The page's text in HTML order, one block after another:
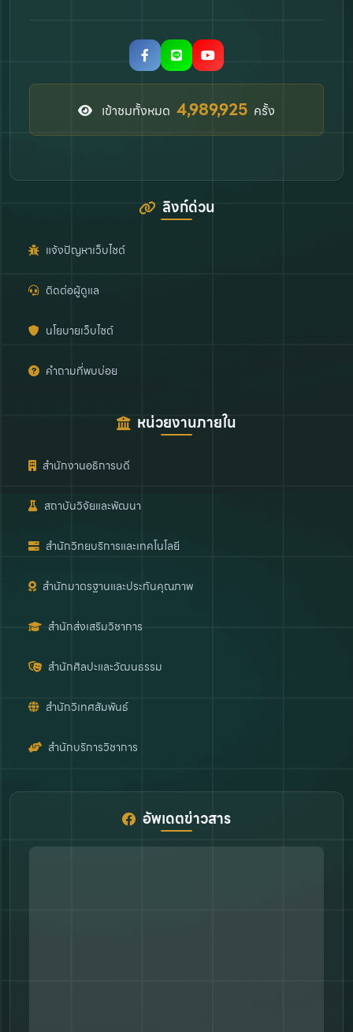
เข้าชมทั้งหมด 5,963,569 ครั้ง
ลิงก์ด่วน
แจ้งปัญหาเว็บไซต์
ติดต่อผู้ดูแล
นโยบายเว็บไซต์
คำถามที่พบบ่อย
หน่วยงานภายใน
สำนักงานอธิการบดี
สถาบันวิจัยและพัฒนา
สำนักวิทยบริการและเทคโนโลยี
สำนักมาตรฐานและประกันคุณภาพ
สำนักส่งเสริมวิชาการ
สำนักศิลปะและวัฒนธรรม
สำนักวิเทศสัมพันธ์
สำนักบริการวิชาการ
อัพเดตข่าวสาร